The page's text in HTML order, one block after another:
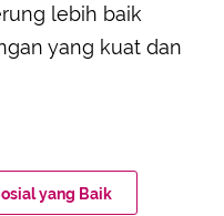
lebih baik
yang kuat dan
yang Baik